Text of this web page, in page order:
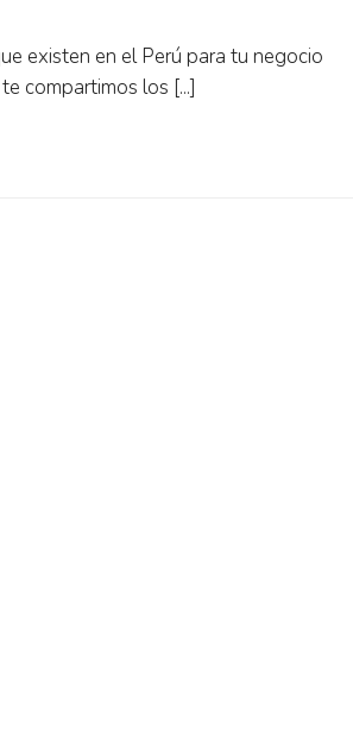
existen en el Perú para tu negocio
compartimos los [...]